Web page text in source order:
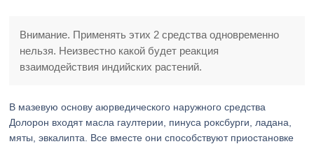
Внимание. Применять этих 2 средства одновременно
нельзя. Неизвестно какой будет реакция
взаимодействия индийских растений.
В мазевую основу аюрведического наружного средства
Долорон входят масла гаултерии, пинуса роксбурги, ладана,
мяты, эвкалипта. Все вместе они способствуют приостановке